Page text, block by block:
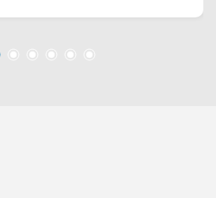
Rod. Anhanguera, contém
Esta região conta com